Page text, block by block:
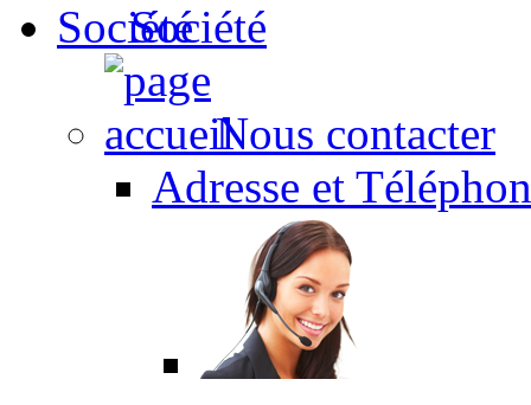
Société
Nous contacter
Adresse et